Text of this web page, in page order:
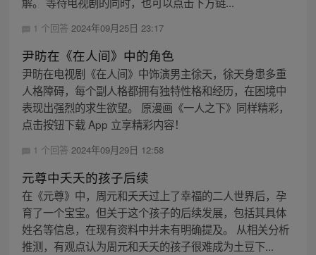
1 个回答 2024年09月25日 23:17
尹昉在《在人间》中的角色
尹昉在电视剧《在人间》中饰演男主徐天，徐天身患多重
人格障碍，每个副人格都拥有独特性格和经历，在困境中
表现出强烈的求生欲望。 原漫画《一人之下》同样精彩，
点击按钮下载 App 立享精彩内容！
1 个回答 2024年09月29日 12:58
元尊中夭夭的孩子后续
在《元尊》中，周元和夭夭过上了幸福的二人世界后，孕
育了一个宝宝。但关于这个孩子的后续发展，包括其具体
姓名等信息，在现有资料中并未有明确提及。 从相关分析
推测，有观点认为周元和夭夭的孩子很难成为土豆下...